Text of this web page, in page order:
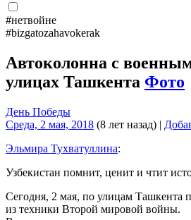
#нетвойне
#bizgatozahavokerak
Автоколонна с
улицах Ташкента Фото
День Победы
Среда, 2 мая, 2018 (8 лет назад) |
Эльмира Тухватуллина:
Узбекистан помнит, ценит и чтит
Сегодня, 2 мая, по улицам Ташкента
из техники Второй мировой войны.